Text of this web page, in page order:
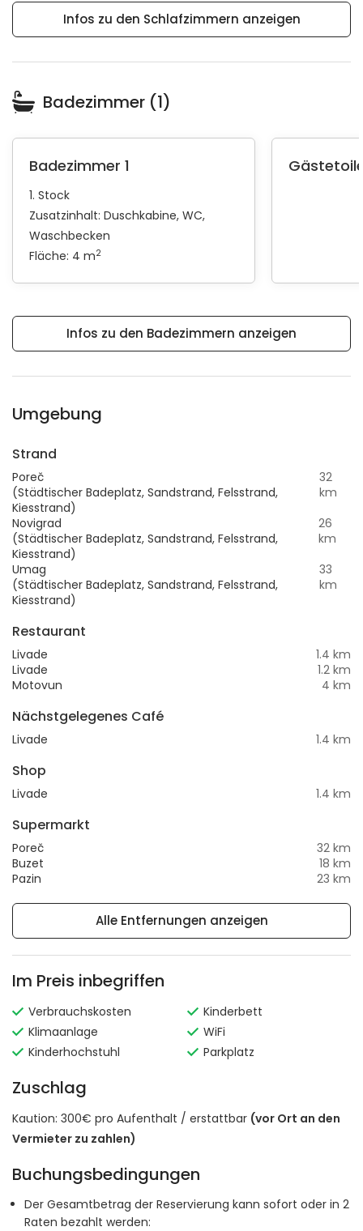
Infos zu den Schlafzimmern anzeigen
Badezimmer (1)
Badezimmer 1
1. Stock
Zusatzinhalt: Duschkabine WC
Waschbecken
Fläche: 4 m2
Infos zu den Badezimmern anzeigen
Umgebung
Strand
Poreč
(Städtischer Badeplatz, Sandstrand, Felsstrand,
Kiesstrand)
32
km
Novigrad
(Städtischer Badeplatz, Sandstrand, Felsstrand,
Kiesstrand)
26
km
Umag
(Städtischer Badeplatz, Sandstrand, Felsstrand,
Kiesstrand)
33
km
Restaurant
Livade
1.4 km
Livade
1.2 km
Motovun
4 km
Nächstgelegenes Café
Livade 1.4 km
Shop
Livade 1.4 km
Supermarkt
Poreč
32 km
Buzet
18 km
Pazin
23 km
Alle Entfernungen anzeigen
Im Preis inbegriffen
Verbrauchskosten
Klimaanlage
Kinderhochstuhl
Kinderbett
WiFi
Parkplatz
Zuschlag
Kaution: 300€ pro Aufenthalt / erstattbar (vor Ort an den
Vermieter zu zahlen)
Buchungsbedingungen
Der Gesamtbetrag der Reservierung kann sofort oder in 2
Raten bezahlt werden: